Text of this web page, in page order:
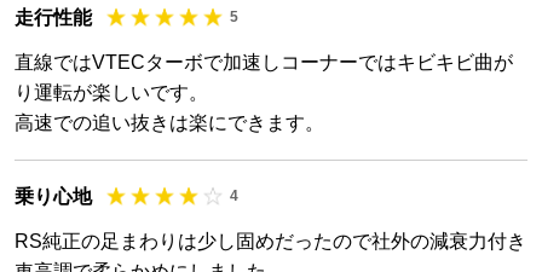
走行性能 5
直線ではVTECターボで加速しコーナーではキビキビ曲が
り運転が楽しいです。
高速での追い抜きは楽にできます。
乗り心地 4
RS純正の足まわりは少し固めだったので社外の減衰力付き